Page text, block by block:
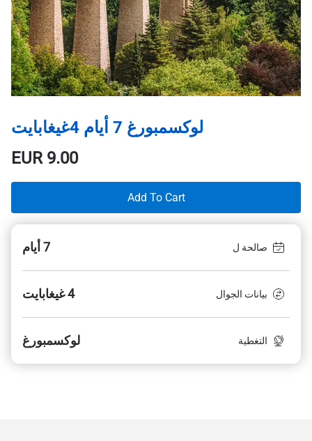
لوكسمبورغ 7 أيام 4غيغابايت
EUR9.00
Add To Cart
صالحة ل 7 أيام
بيانات الجوال 4 غيغابايت
التغطية لوكسمبورغ